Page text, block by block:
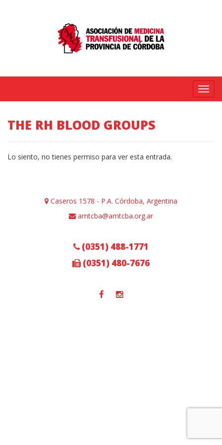
Menú
THE RH BLOOD GROUPS
Lo siento, no tienes permiso para ver esta entrada.
Caseros 1578 - P.A. Córdoba, Argentina
amtcba@amtcba.org.ar
(0351) 488-1771
(0351) 480-7676